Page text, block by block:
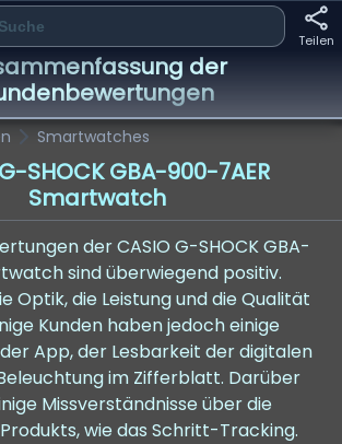
Teilen
der
Smartwatches
SHOCK GBA-900-7AER
Smartwatch
der CASIO G-SHOCK GBA-
sind überwiegend positiv.
Optik, die Leistung und die Qualität
Kunden haben jedoch einige
App, der Lesbarkeit der digitalen
im Zifferblatt. Darüber
Missverständnisse über die
wie das Schritt-Tracking.